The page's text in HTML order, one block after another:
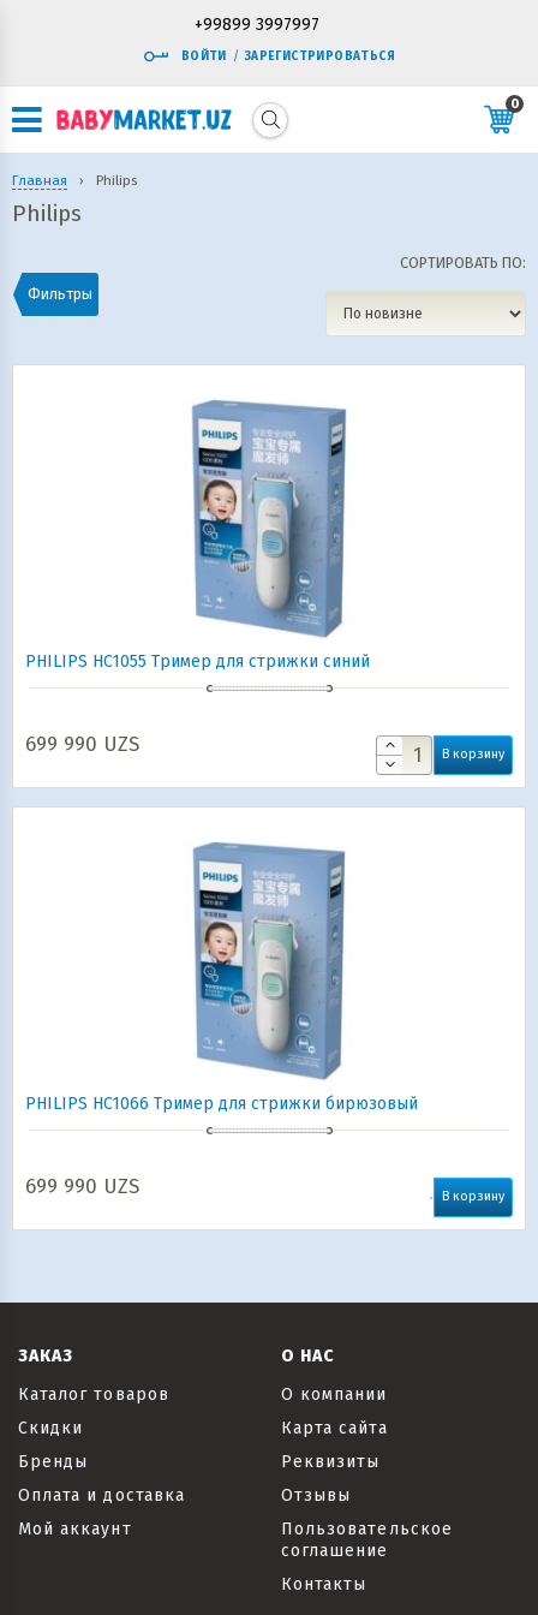
+99899 3997997
ВОЙТИ / ЗАРЕГИСТРИРОВАТЬСЯ
0
Главная › Philips
Philips
Фильтры
СОРТИРОВАТЬ ПО:
PHILIPS HC1055 Тример для стрижки синий
699 990 UZS В корзину
PHILIPS HC1066 Тример для стрижки бирюзовый
699 990 UZS В корзину
ЗАКАЗ
Каталог товаров
Скидки
Бренды
Оплата и доставка
Мой аккаунт
О НАС
О компании
Карта сайта
Реквизиты
Отзывы
Пользовательское
соглашение
Контакты